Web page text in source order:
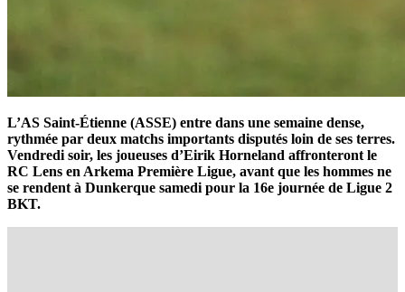
L’AS Saint-Étienne (ASSE) entre dans une semaine dense,
rythmée par deux matchs importants disputés loin de ses terres.
Vendredi soir, les joueuses d’Eirik Horneland affronteront le
RC Lens en Arkema Première Ligue, avant que les hommes ne
se rendent à Dunkerque samedi pour la 16e journée de Ligue 2
BKT.